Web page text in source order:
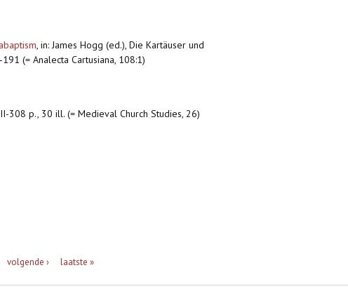
, in: James Hogg (ed.), Die Kartäuser und
(= Analecta Cartusiana, 108:1)
308 p., 30 ill. (= Medieval Church Studies, 26)
volgende › laatste »